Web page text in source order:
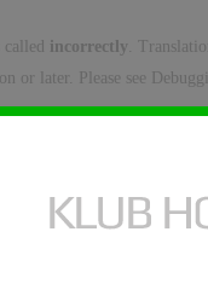
incorrectly .
or later. Please see